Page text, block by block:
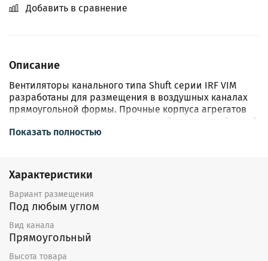
Добавить в сравнение
Описание
Вентиляторы канального типа Shuft серии IRF VIM
разработаны для размещения в воздушных каналах
прямоугольной формы. Прочные корпуса агрегатов
выполнены из высококачественной стали, устойчивой
к воздействию окружающей среды и образованию
высокоэффективной крыльчаткой и
шарикоподшипниками.
Показать полностью
Характеристики
Вариант размещения
Под любым углом
Вид канала
Прямоугольный
Высота товара